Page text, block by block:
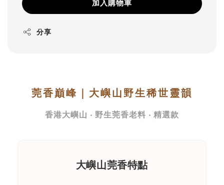
加入購物車
分享
莞香巔峰｜大嶼山野生稀世靈韻
香港大嶼山 ‧ 野生莞香老料 ‧ 精選款
大嶼山莞香特點